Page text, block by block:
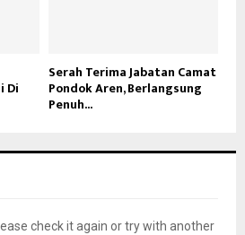
Di
Serah Terima Jabatan Camat
Pondok Aren, Berlangsung
Penuh...
check it again or try with another